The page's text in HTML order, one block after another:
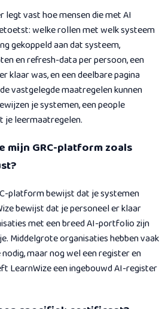
legt vast hoe mensen die met AI
welke rollen met welk systeem
gekoppeld aan dat systeem,
en refresh-data per persoon, een
klaar was, en een deelbare pagina
vastgelegde maatregelen kunnen
je systemen, een people
je leermaatregelen.
mijn GRC-platform zoals
platform bewijst dat je systemen
bewijst dat je personeel er klaar
met een breed AI-portfolio zijn
Middelgrote organisaties hebben vaak
maar nog wel een register en
LearnWize een ingebouwd AI-register